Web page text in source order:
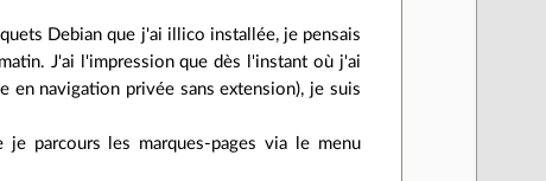
Debian que j'ai illico installée, je pensais
J'ai l'impression que dès l'instant où j'ai
en navigation privée sans extension), je suis
parcours les marques-pages via le menu